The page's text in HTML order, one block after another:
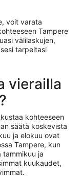
voit varata
Tampere
välilaskujen,
tarpeitasi
vierailla
kohteeseen
säätä koskevista
ja elokuu ovat
Tampere, kun
ja
kuukaudet,